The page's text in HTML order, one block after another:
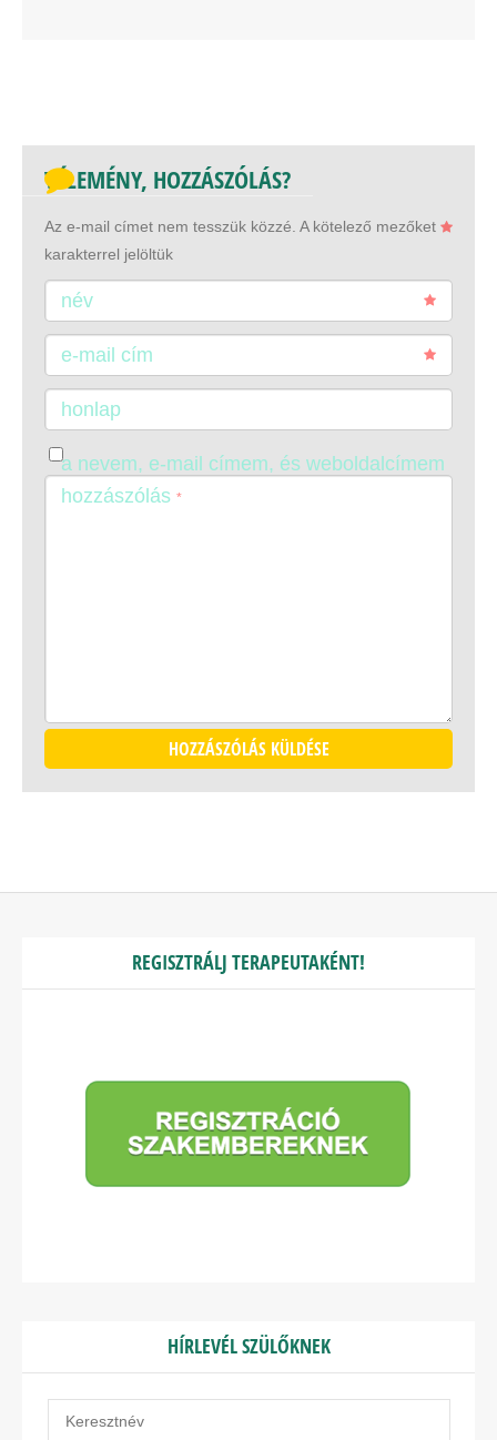
VÉLEMÉNY, HOZZÁSZÓLÁS?
Az e-mail címet nem tesszük közzé. A kötelező mezőket
karakterrel jelöltük
név
e-mail cím
honlap
a nevem, e-mail címem, és weboldalcímem
mentése a böngészőben a következő
hozzászólás *
REGISZTRÁLJ TERAPEUTAKÉNT!
HÍRLEVÉL SZÜLŐKNEK